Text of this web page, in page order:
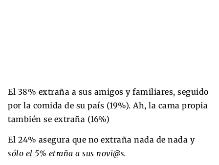
El 38% extraña a sus amigos y familiares, seguido
por la comida de su país (19%). Ah, la cama propia
también se extraña (16%)
El 24% asegura que no extraña nada de nada y
sólo el 5% etraña a sus novi@s.